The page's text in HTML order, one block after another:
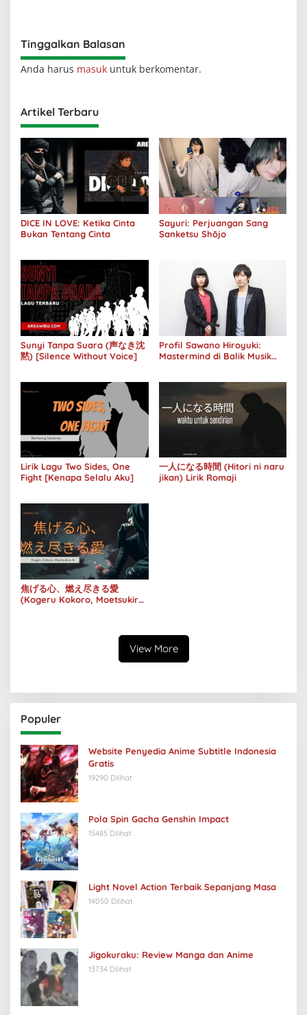
Tinggalkan Balasan
Anda harus masuk untuk berkomentar.
Artikel Terbaru
DICE IN LOVE: Ketika Cinta
Bukan Tentang Cinta
Sayuri: Perjuangan Sang
Sanketsu Shōjo
Sunyi Tanpa Suara (声なき沈
黙) [Silence Without Voice]
Profil Sawano Hiroyuki:
Mastermind di Balik Musik
Lirik Lagu Two Sides, One
Fight [Kenapa Selalu Aku]
一人になる時間 (Hitori ni naru
jikan) Lirik Romaji
焦げる心、燃え尽きる愛
(Kogeru Kokoro, Moetsukiru
View More
Populer
Website Penyedia Anime Subtitle Indonesia
Gratis
19290 Dilihat
Pola Spin Gacha Genshin Impact
15485 Dilihat
Light Novel Action Terbaik Sepanjang Masa
14050 Dilihat
Jigokuraku: Review Manga dan Anime
13734 Dilihat